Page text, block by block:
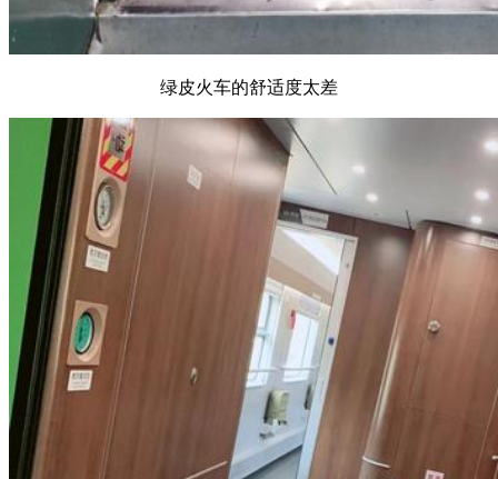
绿皮火车的舒适度太差